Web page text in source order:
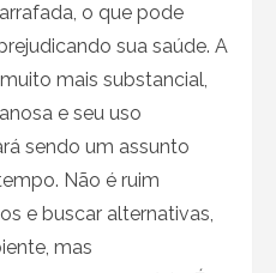
o que pode
sua saúde. A
mais substancial,
e seu uso
sendo um assunto
Não é ruim
e buscar alternativas,
mas